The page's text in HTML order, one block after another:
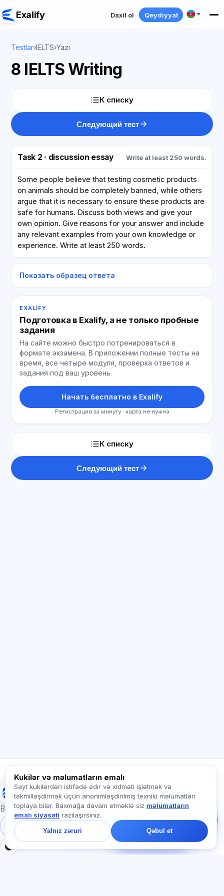
Exalify Daxil ol Qeydiyyat
Testlər›IELTS›Yazı
8 IELTS Writing
К списку
Следующий тест
Task 2 · discussion essay Write at least 250 words.
Some people believe that testing cosmetic products
on animals should be completely banned, while others
argue that it is necessary to ensure these products are
safe for humans. Discuss both views and give your
own opinion. Give reasons for your answer and include
any relevant examples from your own knowledge or
experience. Write at least 250 words.
Показать образец ответа
EXALIFY
Подготовка в Exalify, а не только пробные
задания
На сайте можно быстро потренироваться в
формате экзамена. В приложении полные тесты на
время, все четыре модуля, проверка ответов и
задания под ваш уровень.
Начать бесплатно в Exalify
Регистрация за минуту · карта не нужна
К списку
Следующий тест
Exalify
Beynəlxalq dil imtahanlarına hazırlıq
Daxil ol
Qeydiyyat
Bizə yazın!
Tariflər, imtahanlar və
barədə soruşun — çatda
bir dəqiqə ərzində
cavab veririk.
Kukilər və məlumatların emalı
Sayt kukilərdən istifadə edir və xidməti işlətmək və
təkmilləşdirmək üçün anonimləşdirilmiş texniki məlumatları
toplaya bilər. Baxmağa davam etməklə siz məlumatların
emalı siyasəti razılaşırsınız.
Yalnız zəruri Qəbul et